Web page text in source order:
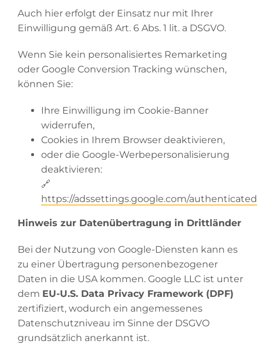
Auch hier erfolgt der Einsatz nur mit Ihrer
Einwilligung gemäß Art. 6 Abs. 1 lit. a DSGVO.
Wenn Sie kein personalisiertes Remarketing
oder Google Conversion Tracking wünschen,
können Sie:
Ihre Einwilligung im Cookie-Banner
widerrufen,
Cookies in Ihrem Browser deaktivieren,
oder die Google-Werbepersonalisierung
deaktivieren:
🔗
https://adssettings.google.com/authenticated
Hinweis zur Datenübertragung in Drittländer
Bei der Nutzung von Google-Diensten kann es
zu einer Übertragung personenbezogener
Daten in die USA kommen. Google LLC ist unter
dem EU-U.S. Data Privacy Framework (DPF)
zertifiziert, wodurch ein angemessenes
Datenschutzniveau im Sinne der DSGVO
grundsätzlich anerkannt ist.